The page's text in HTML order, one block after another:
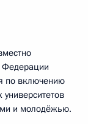
Федерации
по включению
и молодёжью.